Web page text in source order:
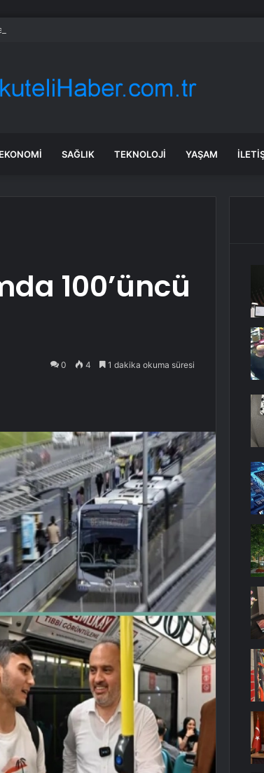
4 çocuk gözaltına alındı
EKONOMI SAĞLIK TEKNOLOJI YAŞAM
100’üncü
0 4 1 dakika okuma süresi